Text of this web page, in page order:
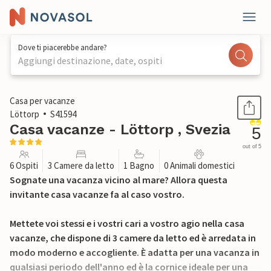
Dove ti piacerebbe andare?
Aggiungi destinazione, date, ospiti
1 / 17
Casa per vacanze
Löttorp
S41594
Casa vacanze - Löttorp , Svezia 5
out of 5
6 Ospiti 3 Camere da letto 1 Bagno 0 Animali domestici
Sognate una vacanza vicino al mare? Allora questa
invitante casa vacanze fa al caso vostro.
Mettete voi stessi e i vostri cari a vostro agio nella casa
vacanze, che dispone di 3 camere da letto ed è arredata in
modo moderno e accogliente. È adatta per una vacanza in
qualsiasi periodo dell'anno ed è la cornice ideale per una